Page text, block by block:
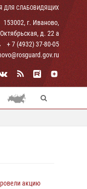
ДЛЯ СЛАБОВИДЯЩИХ
153002, г. Иваново,
д. 22 а
+ 7 (4932) 37-80-05
акцию